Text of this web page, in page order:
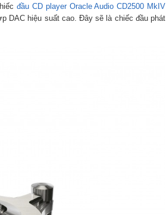
đầu CD player Oracle Audio CD2500 MkIV
DAC hiệu suất cao. Đây sẽ là chiếc đầu phát